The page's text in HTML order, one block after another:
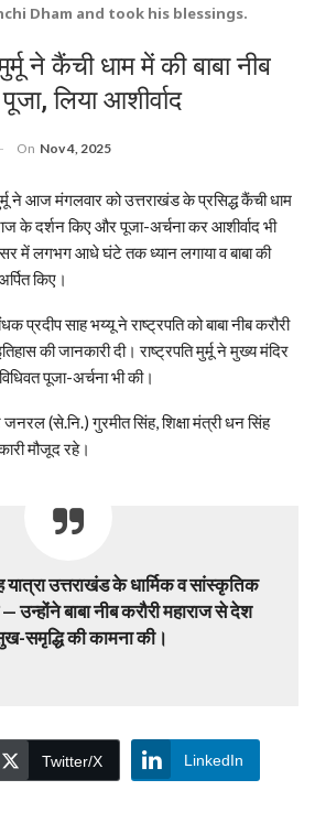
Dham and took his blessings.
ने कैंची धाम में की बाबा नीब
लिया आशीर्वाद
On Nov 4, 2025
ने आज मंगलवार को उत्तराखंड के प्रसिद्ध कैंची धाम
के दर्शन किए और पूजा-अर्चना कर आशीर्वाद भी
में लगभग आधे घंटे तक ध्यान लगाया व बाबा की
किए।
प्रदीप साह भय्यू ने राष्ट्रपति को बाबा नीब करौरी
की जानकारी दी। राष्ट्रपति मुर्मू ने मुख्य मंदिर
पूजा-अर्चना भी की।
(से.नि.) गुरमीत सिंह, शिक्षा मंत्री धन सिंह
मौजूद रहे।
यात्रा उत्तराखंड के धार्मिक व सांस्कृतिक
उन्होंने बाबा नीब करौरी महाराज से देश
समृद्धि की कामना की।
Twitter/X LinkedIn